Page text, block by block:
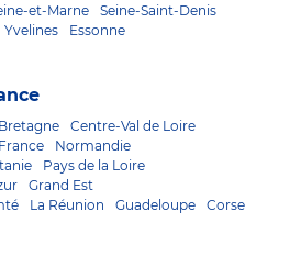
et-Marne
Seine-Saint-Denis
Yvelines Essonne
Bretagne
Centre-Val de Loire
Normandie
Pays de la Loire
Grand Est
La Réunion Guadeloupe Corse